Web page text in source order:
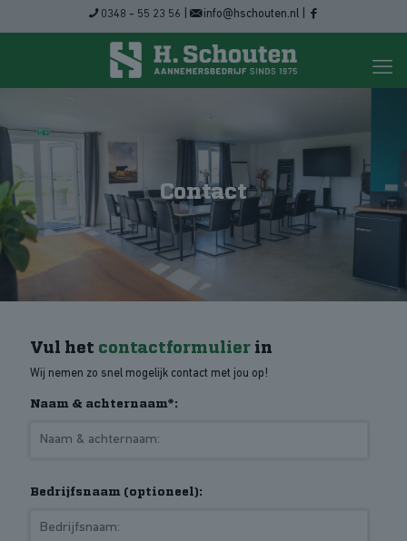
0348 - 55 23 56 info@hschouten.nl
Contact
Vul het contactformulier in
Wij nemen zo snel mogelijk contact met jou op!
Naam & achternaam*:
Bedrijfsnaam (optioneel):